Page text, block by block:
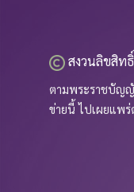
สงวนลิขสิ
ตามพระราชบัญ
ข่ายนี้ ไปเผยแพ